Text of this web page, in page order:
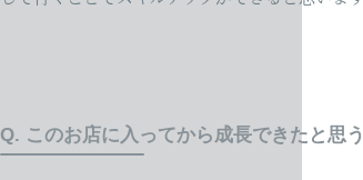
Q. このお店に入ってから成長できたと思